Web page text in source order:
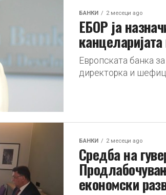
БАНКИ 2 месеци ago
ЕБОР ја
Европската банка
директорка и
БАНКИ 2 месеци ago
Средба на
економски